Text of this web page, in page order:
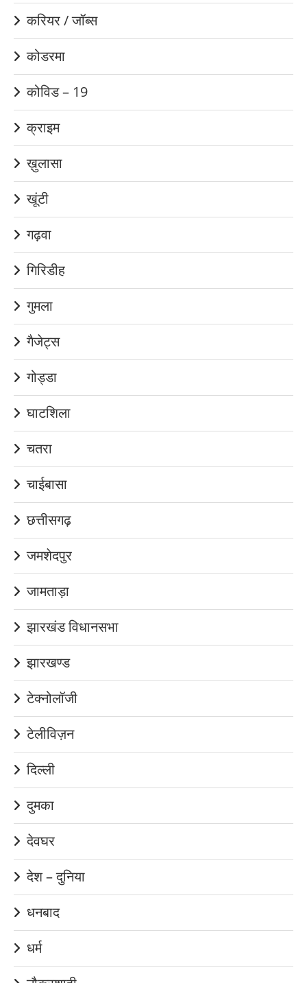
करियर / जॉब्स
कोडरमा
कोविड – 19
क्राइम
ख़ुलासा
खूंटी
गढ़वा
गिरिडीह
गुमला
गैजेट्स
गोड्डा
घाटशिला
चतरा
चाईबासा
छत्तीसगढ़
जमशेदपुर
जामताड़ा
झारखंड विधानसभा
झारखण्ड
टेक्नोलॉजी
टेलीविज़न
दिल्ली
दुमका
देवघर
देश – दुनिया
धनबाद
धर्म